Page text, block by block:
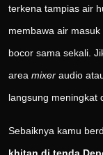
terkena tampias air
membawa air
bocor sama sekali.
area mixer audio
langsung meningkat
Sebaiknya kamu